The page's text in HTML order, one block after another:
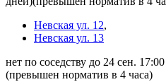
Невская ул. 12,
Невская ул. 13
нет по соседству до 24 сен. 17:00
(превышен норматив в 4 часа)